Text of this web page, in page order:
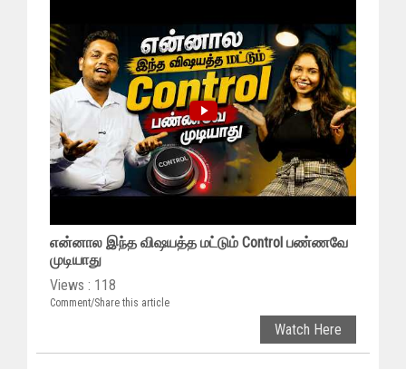
என்னால இந்த விஷயத்த மட்டும் Control பண்ணவே
முடியாது
Views : 118
Comment/Share this article
Watch Here